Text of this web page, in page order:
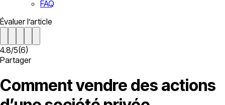
FAQ
Évaluer l’article
4.8/5(6)
Partager
Comment vendre des actions